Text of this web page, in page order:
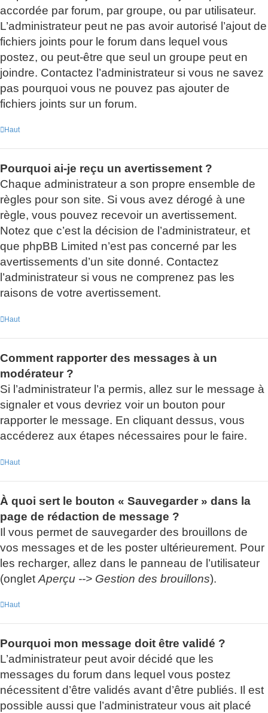
accordée par forum, par groupe, ou par utilisateur.
L’administrateur peut ne pas avoir autorisé l’ajout de
fichiers joints pour le forum dans lequel vous
postez, ou peut-être que seul un groupe peut en
joindre. Contactez l’administrateur si vous ne savez
pas pourquoi vous ne pouvez pas ajouter de
fichiers joints sur un forum.
Haut
Pourquoi ai-je reçu un avertissement ?
Chaque administrateur a son propre ensemble de
règles pour son site. Si vous avez dérogé à une
règle, vous pouvez recevoir un avertissement.
Notez que c’est la décision de l’administrateur, et
que phpBB Limited n’est pas concerné par les
avertissements d’un site donné. Contactez
l’administrateur si vous ne comprenez pas les
raisons de votre avertissement.
Haut
Comment rapporter des messages à un
modérateur ?
Si l’administrateur l’a permis, allez sur le message à
signaler et vous devriez voir un bouton pour
rapporter le message. En cliquant dessus, vous
accéderez aux étapes nécessaires pour le faire.
Haut
À quoi sert le bouton « Sauvegarder » dans la
page de rédaction de message ?
Il vous permet de sauvegarder des brouillons de
vos messages et de les poster ultérieurement. Pour
les recharger, allez dans le panneau de l’utilisateur
(onglet Aperçu --> Gestion des brouillons).
Haut
Pourquoi mon message doit être validé ?
L’administrateur peut avoir décidé que les
messages du forum dans lequel vous postez
nécessitent d’être validés avant d’être publiés. Il est
possible aussi que l’administrateur vous ait placé